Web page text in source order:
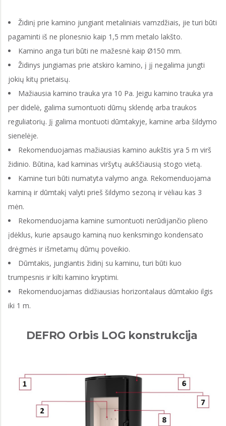
Židinį prie kamino jungiant metaliniais vamzdžiais, jie turi būti
pagaminti iš ne plonesnio kaip 1,5 mm metalo lakšto.
Kamino anga turi būti ne mažesnė kaip Ø150 mm.
Židinys jungiamas prie atskiro kamino, į jį negalima jungti
jokių kitų prietaisų.
Mažiausia kamino trauka yra 10 Pa. Jeigu kamino trauka yra
per didelė, galima sumontuoti dūmų sklendę arba traukos
reguliatorių. Jį galima montuoti dūmtakyje, kamine arba šildymo
sienelėje.
Rekomenduojamas mažiausias kamino aukštis yra 5 m virš
židinio. Būtina, kad kaminas viršytų aukščiausią stogo vietą.
Kamine turi būti numatyta valymo anga. Rekomenduojama
kaminą ir dūmtakį valyti prieš šildymo sezoną ir vėliau kas 3
mėn.
Rekomenduojama kamine sumontuoti nerūdijančio plieno
įdėklus, kurie apsaugo kaminą nuo kenksmingo kondensato
drėgmės ir išmetamų dūmų poveikio.
Dūmtakis, jungiantis židinį su kaminu, turi būti kuo
trumpesnis ir kilti kamino kryptimi.
Rekomenduojamas didžiausias horizontalaus dūmtakio ilgis
iki 1 m.
DEFRO Orbis LOG konstrukcija